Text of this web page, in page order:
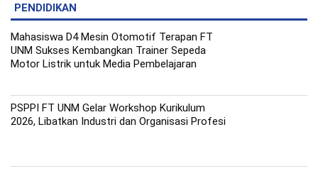
PENDIDIKAN
Mahasiswa D4 Mesin Otomotif Terapan FT
UNM Sukses Kembangkan Trainer Sepeda
Motor Listrik untuk Media Pembelajaran
PSPPI FT UNM Gelar Workshop Kurikulum
2026, Libatkan Industri dan Organisasi Profesi